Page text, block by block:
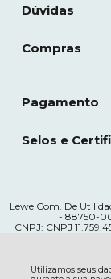
Utilizamos seus
Dúvidas
Compras
Pagamento
Selos e
Lewe Com. De
- 88750-
CNPJ: CNPJ